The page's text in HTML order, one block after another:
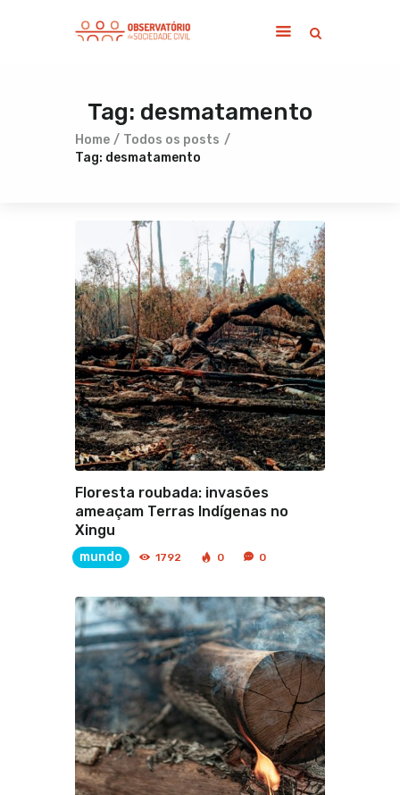
Tag: desmatamento
Home
Todos os posts
Tag: desmatamento
Home
Sobre
Notícias
Contato
Floresta roubada: invasões
ameaçam Terras Indígenas no
Xingu
mundo 1792 0 0